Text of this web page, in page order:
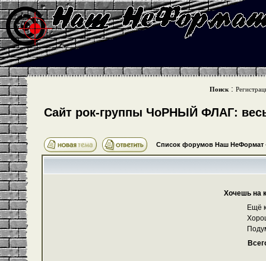
Поиск :
Cайт рок-группы ЧоРНЫЙ ФЛАГ:
Список форумов Наш НеФормат
Хочешь на
Ещё